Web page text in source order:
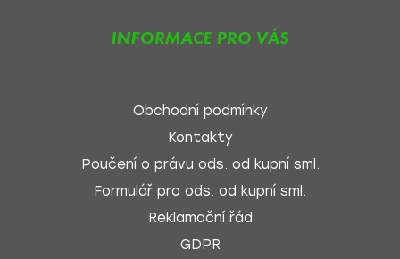
INFORMACE PRO VÁS
Obchodní podmínky
Kontakty
Poučení o právu ods. od kupní sml.
Formulář pro ods. od kupní sml.
Reklamační řád
GDPR